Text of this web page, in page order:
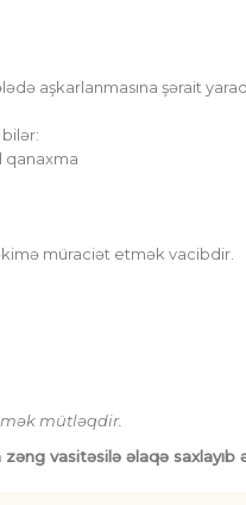
aşkarlanmasına şərait
qanaxma
müraciət etmək vacibdir.
mütləqdir.
vasitəsilə əlaqə saxlayıb